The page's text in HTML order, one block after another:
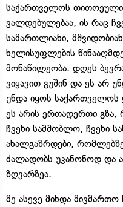
საქართველოს
ვალდებულებაა, ის რაც
სამართლიანი,
ხელისუფლების
მონაწილეობა. დღეს
ვიყავით გუშინ და ეს არ
უნდა იყოს საქართველოს
ეს არის ერთადერთი გზა,
ჩვენი სამშობლო, ჩვენი
ახალგაზრდები,
ძალადობს უკანონოდ და
ზღვარზეა.
მე ასევე მინდა